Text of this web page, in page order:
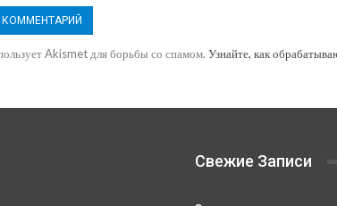
Akismet для борьбы со спамом. Узнайте, как
Свежие Записи